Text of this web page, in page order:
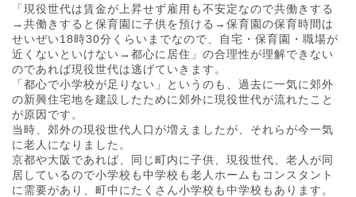
「現役世代は賃金が上昇せず雇用も不安定なので共働きする
→共働きすると保育園に子供を預ける→保育園の保育時間は
せいぜい18時30分くらいまでなので、自宅・保育園・職場が
近くないといけない→都心に居住」の合理性が理解できない
のであれば現役世代は逃げていきます。
「都心で小学校が足りない」というのも、過去に一気に郊外
の新興住宅地を建設したために郊外に現役世代が流れたこと
が原因です。
当時、郊外の現役世代人口が増えましたが、それらが今一気
に老人になりました。
京都や大阪であれば、同じ町内に子供、現役世代、老人が同
居しているので小学校も中学校も老人ホームもコンスタント
に需要があり、町中にたくさん小学校も中学校もあります。